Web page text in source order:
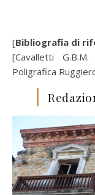
[Bibliografia di
[Cavalletti G.B.M.
Poligrafica